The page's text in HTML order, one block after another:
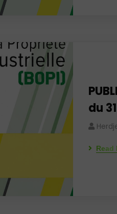
du
Read